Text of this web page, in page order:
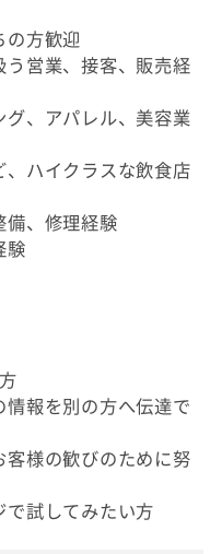
方歓迎
う営業、接客、販売経
グ、アパレル、美容業
、ハイクラスな飲食店
備、修理経験
験
報を別の方へ伝達で
様の歓びのために努
試してみたい方